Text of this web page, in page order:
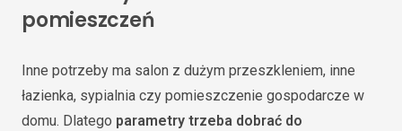
pomieszczeń
Inne potrzeby ma salon z dużym przeszkleniem, inne
łazienka, sypialnia czy pomieszczenie gospodarcze w
domu. Dlatego parametry trzeba dobrać do